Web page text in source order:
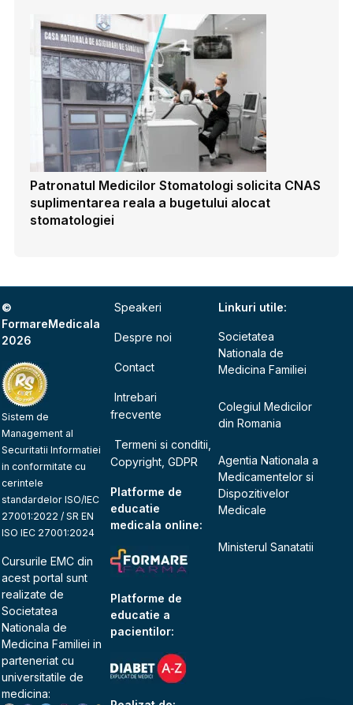
Patronatul Medicilor Stomatologi solicita CNAS
suplimentarea reala a bugetului alocat
stomatologiei
©
FormareMedicala
2026
Sistem de
Management al
Securitatii Informatiei
in conformitate cu
cerintele
standardelor ISO/IEC
27001:2022 / SR EN
ISO IEC 27001:2024
Cursurile EMC din
acest portal sunt
realizate de
Societatea
Nationala de
Medicina Familiei in
parteneriat cu
universitatile de
medicina:
Speakeri
Despre noi
Contact
Intrebari
frecvente
Termeni si conditii,
Copyright, GDPR
Platforme de
educatie
medicala online:
Platforme de
educatie a
pacientilor:
Linkuri utile:
Societatea
Nationala de
Medicina Familiei
Colegiul Medicilor
din Romania
Agentia Nationala a
Medicamentelor si
Dispozitivelor
Medicale
Ministerul Sanatatii